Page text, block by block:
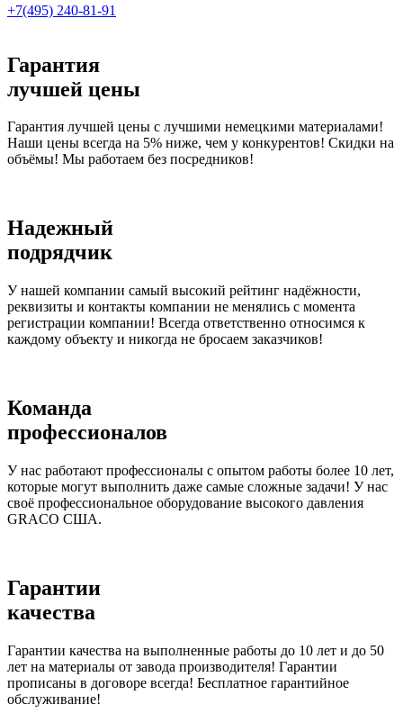
+7(495) 240-81-91
Гарантия
лучшей цены
Гарантия лучшей цены с лучшими немецкими материалами!
Наши цены всегда на 5% ниже, чем у конкурентов! Скидки на
объёмы! Мы работаем без посредников!
Надежный
подрядчик
У нашей компании самый высокий рейтинг надёжности,
реквизиты и контакты компании не менялись с момента
регистрации компании! Всегда ответственно относимся к
каждому объекту и никогда не бросаем заказчиков!
Команда
профессионалов
У нас работают профессионалы с опытом работы более 10 лет,
которые могут выполнить даже самые сложные задачи! У нас
своё профессиональное оборудование высокого давления
GRACO США.
Гарантии
качества
Гарантии качества на выполненные работы до 10 лет и до 50
лет на материалы от завода производителя! Гарантии
прописаны в договоре всегда! Бесплатное гарантийное
обслуживание!